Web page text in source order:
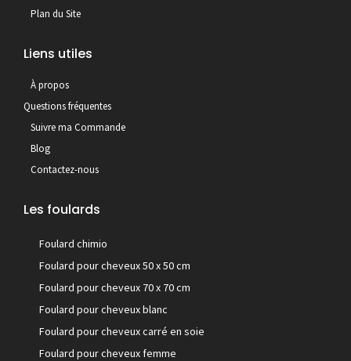
Plan du Site
Liens utiles
À propos
Questions fréquentes
Suivre ma Commande
Blog
Contactez-nous
Les foulards
Foulard chimio
Foulard pour cheveux 50 x 50 cm
Foulard pour cheveux 70 x 70 cm
Foulard pour cheveux blanc
Foulard pour cheveux carré en soie
Foulard pour cheveux femme